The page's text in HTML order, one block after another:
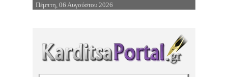
Επιστροφή στην Πλοήγηση
Πέμπτη, 06 Αυγούστου 2026